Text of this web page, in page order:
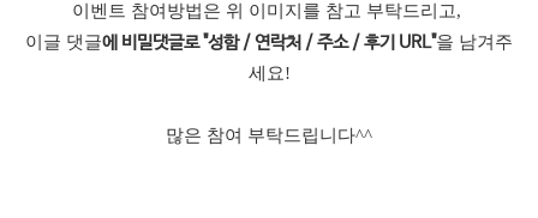
이벤트 참여방법은 위 이미지를 참고 부탁드리고,
이글 댓글에 비밀댓글로 "성함 / 연락처 / 주소 / 후기 URL"을 남겨주
세요!
많은 참여 부탁드립니다^^